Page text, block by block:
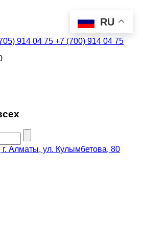
914 04 75 +7 (700) 914 04 75
г. Алматы, ул. Кулымбетова, 80
RU